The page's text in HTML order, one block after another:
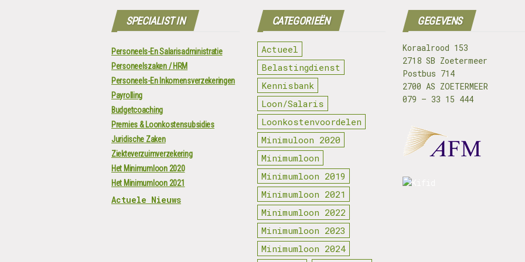
SPECIALIST IN
Personeels-En Salarisadministratie
Personeelszaken / HRM
Personeels-En Inkomensverzekeringen
Payrolling
Budgetcoaching
Premies & Loonkostensubsidies
Juridische Zaken
Ziekteverzuimverzekering
Het Minimumloon 2020
Het Minimumloon 2021
Actuele Nieuws
CATEGORIEËN
Actueel
Belastingdienst
Kennisbank
Loon/Salaris
Loonkostenvoordelen
Minimuloon 2020
Minimumloon
Minimumloon 2019
Minimumloon 2021
Minimumloon 2022
Minimumloon 2023
Minimumloon 2024
GEGEVENS
Koraalrood 153
2718 SB Zoetermeer
Postbus 714
2700 AS ZOETERMEER
079 – 33 15 444